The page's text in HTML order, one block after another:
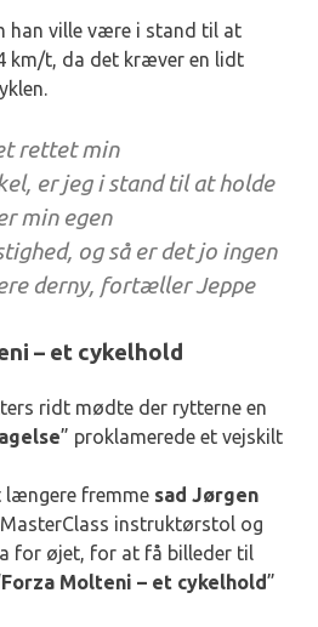
han ville være i stand til at
km/t, da det kræver en lidt
rettet min
er jeg i stand til at holde
min egen
og så er det jo ingen
derny, fortæller Jeppe
– et cykelhold
ridt mødte der rytterne en
” proklamerede et vejskilt
længere fremme sad Jørgen
instruktørstol og
for øjet, for at få billeder til
Forza Molteni – et cykelhold”